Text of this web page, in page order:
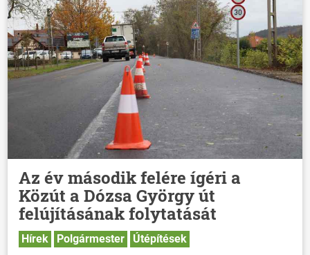
Az év második felére ígéri a
Közút a Dózsa György út
felújításának folytatását
Hírek Polgármester Útépítések